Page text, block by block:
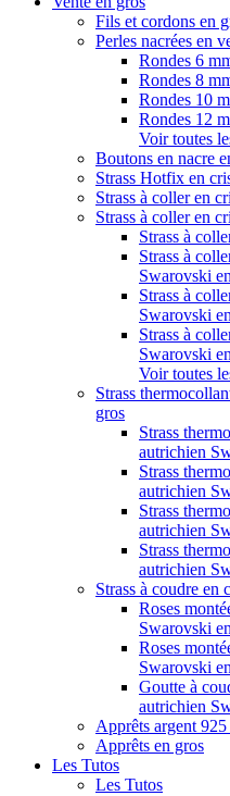
Fils et cordons en
Perles nacrées en
Rondes 6
Rondes 8
Rondes 10
Rondes 12
Voir toutes
Boutons en nacre
Strass Hotfix en
Strass à coller en
Strass à coller en
Strass à
Strass à
Swarovski
Strass à
Swarovski
Strass à
Swarovski
Voir toutes
Strass
gros
Strass
autrichien
Strass
autrichien
Strass
autrichien
Strass
autrichien
Strass à coudre en
Roses
Swarovski
Roses
Swarovski
Goutte à
autrichien
Apprêts argent 925
Apprêts en gros
Les Tutos
Les Tutos